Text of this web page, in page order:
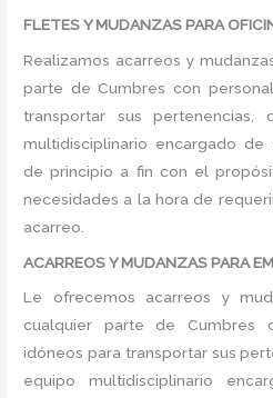
FLETES Y MUDANZAS PARA
Realizamos acarreos y
parte de Cumbres con
transportar sus pertenencias,
multidisciplinario encargado de
de principio a fin con el
necesidades a la hora de
acarreo.
ACARREOS Y MUDANZAS PARA
Le ofrecemos acarreos y
cualquier parte de Cumbres
idóneos para transportar sus
equipo multidisciplinario